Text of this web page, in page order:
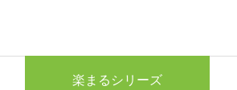
楽まるシリーズ